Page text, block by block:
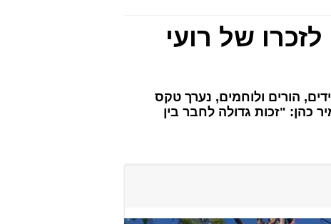
לזכרו של רועי
הורים ולוחמים, נערך טקס
כהן: "זכות גדולה לחבר בין